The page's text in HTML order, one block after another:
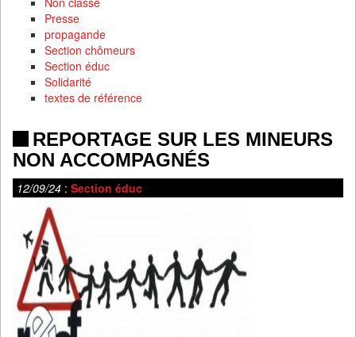
Presse
propagande
Section chômeurs
Section éduc
Solidarité
textes de référence
REPORTAGE SUR LES MINEURS
NON ACCOMPAGNÉS
12/09/24 : Section éduc